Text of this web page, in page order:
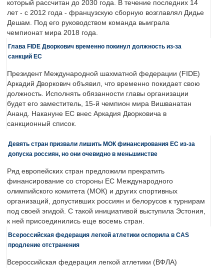
который рассчитан до 2030 года. В течение последних 14
лет - с 2012 года - французскую сборную возглавлял Дидье
Дешам. Под его руководством команда выиграла
чемпионат мира 2018 года.
Глава FIDE Дворкович временно покинул должность из-за
санкций ЕС
Президент Международной шахматной федерации (FIDE)
Аркадий Дворкович объявил, что временно покидает свою
должность. Исполнять обязанности главы организации
будет его заместитель, 15-й чемпион мира Вишванатан
Ананд. Накануне ЕС внес Аркадия Дворковича в
санкционный список.
Девять стран призвали лишить МОК финансирования ЕС из-за
допуска россиян, но они очевидно в меньшинстве
Ряд европейских стран предложили прекратить
финансирование со стороны ЕС Международного
олимпийского комитета (МОК) и других спортивных
организаций, допустивших россиян и белорусов к турнирам
под своей эгидой. С такой инициативой выступила Эстония,
к ней присоединились еще восемь стран.
Всероссийская федерация легкой атлетики оспорила в CAS
продление отстранения
Всероссийская федерация легкой атлетики (ВФЛА)